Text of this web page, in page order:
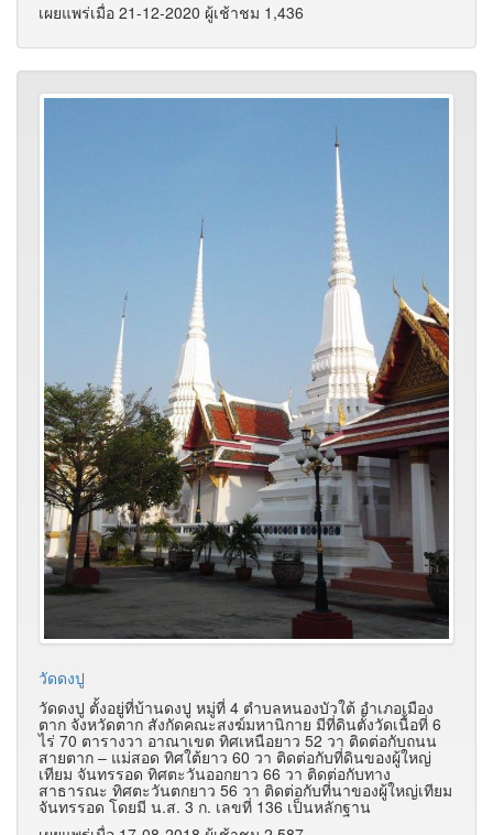
เผยแพร่เมื่อ 21-12-2020 ผู้เช้าชม 1,436
วัดดงปู
วัดดงปู ตั้งอยู่ที่บ้านดงปู หมู่ที่ 4 ตำบลหนองบัวใต้ อำเภอเมือง
ตาก จังหวัดตาก สังกัดคณะสงฆ์มหานิกาย มีที่ดินตั้งวัดเนื้อที่ 6
ไร่ 70 ตารางวา อาณาเขต ทิศเหนือยาว 52 วา ติดต่อกับถนน
สายตาก – แม่สอด ทิศใต้ยาว 60 วา ติดต่อกับที่ดินของผู้ใหญ่
เทียม จันทรรอด ทิศตะวันออกยาว 66 วา ติดต่อกับทาง
สาธารณะ ทิศตะวันตกยาว 56 วา ติดต่อกับที่นาของผู้ใหญ่เทียม
จันทรรอด โดยมี น.ส. 3 ก. เลขที่ 136 เป็นหลักฐาน